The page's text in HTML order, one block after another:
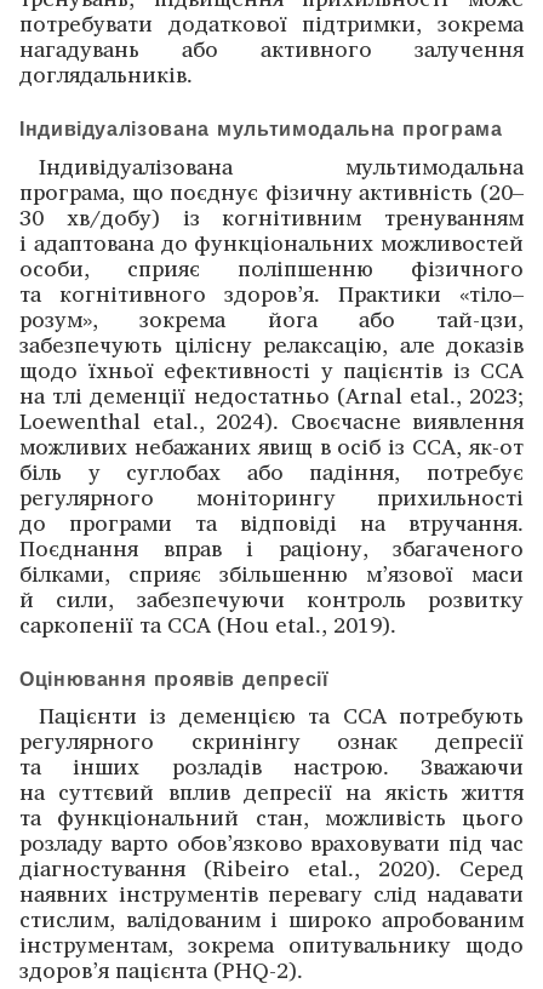
потребувати додаткової підтримки, зокрема
нагадувань або активного залучення
доглядальників.
Індивідуалізована мультимодальна програма
Індивідуалізована мультимодальна
програма, що поєднує фізичну активність (20–
30 хв/добу) із когнітивним тренуванням
і адаптована до функціональних можливостей
особи, сприяє поліпшенню фізичного
та когнітивного здоров’я. Практики «тіло–
розум», зокрема йога або тай-цзи,
забезпечують цілісну релаксацію, але доказів
щодо їхньої ефективності у пацієнтів із ССА
на тлі деменції недостатньо (Arnal etal., 2023;
Loewenthal etal., 2024). Своєчасне виявлення
можливих небажаних явищ в осіб із ССА, як-от
біль у суглобах або падіння, потребує
регулярного моніторингу прихильності
до програми та відповіді на втручання.
Поєднання вправ і раціо­ну, збагаченого
білками, сприяє збільшенню м’язової маси
й сили, забезпечуючи контроль розвитку
саркопенії та ССА (Hou etal., 2019).
Оцінювання проявів депресії
Пацієнти із деменцією та ССА потребують
регулярного скринінгу ознак депресії
та інших розладів настрою. Зважаючи
на суттєвий вплив депресії на якість життя
та функціо­нальний стан, можливість цього
розладу варто обов’язково враховувати під час
діагностування (Ribeiro etal., 2020). Серед
наявних інструментів перевагу слід надавати
стислим, валідованим і широко апробованим
інструментам, зокрема опитувальнику щодо
здоров’я пацієнта (PHQ-2).